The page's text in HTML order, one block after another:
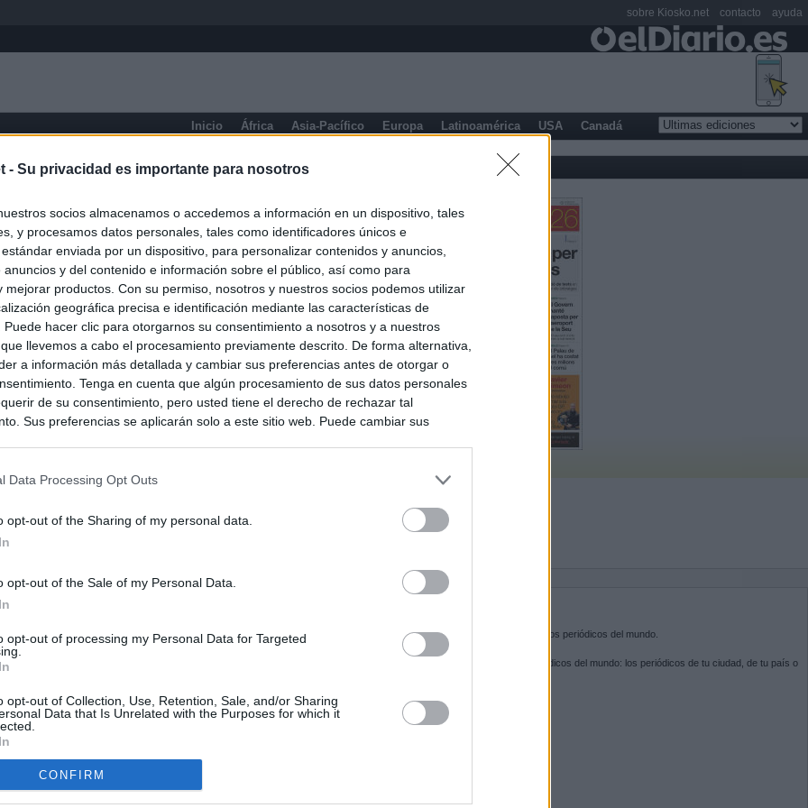
- Su privacidad es importante para nosotros
socios almacenamos o accedemos a información en un dispositivo, tales
y procesamos datos personales, tales como identificadores únicos e
enviada por un dispositivo, para personalizar contenidos y anuncios,
anuncios y del contenido e información sobre el público, así como para
mejorar productos. Con su permiso, nosotros y nuestros socios podemos utilizar
geográfica precisa e identificación mediante las características de
Puede hacer clic para otorgarnos su consentimiento a nosotros y a nuestros
llevemos a cabo el procesamiento previamente descrito. De forma alternativa,
a información más detallada y cambiar sus preferencias antes de otorgar o
Tenga en cuenta que algún procesamiento de sus datos personales
de su consentimiento, pero usted tiene el derecho de rechazar tal
Sus preferencias se aplicarán solo a este sitio web. Puede cambiar sus
Data Processing Opt Outs
opt-out of the Sharing of my personal data.
opt-out of the Sale of my Personal Data.
opt-out of processing my Personal Data for Targeted
opt-out of Collection, Use, Retention, Sale, and/or Sharing
Data that Is Unrelated with the Purposes for which it
CONFIRM
Inicio África Asia-Pacífico Europa Latinoamérica USA Canadá
Ayuso señaló por la compra del ático: "Lo que no se dice es
residencia oficial para la presidenta"
Ayuso no puede destinar directamente la venta del ático de
por los incendios
Kiosko.netes la puerta de entrada a los periódicos del mundo.
Navega por las portadas de los periódicos del mundo: los periódicos de tu ciudad, de tu país o
SÍGUENOS
sobre Kiosko.net contacto ayuda